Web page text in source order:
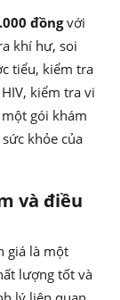
đồngvới
khí hư, soi
tiểu, kiểm tra
kiểm tra vi
gói khám
khỏe của
và điều
giá là một
lượng tốt và